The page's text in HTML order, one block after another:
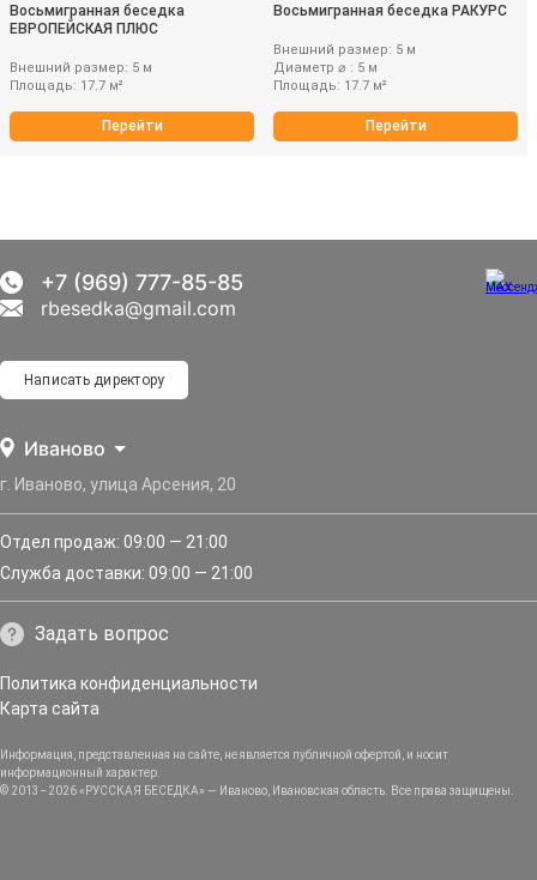
Восьмигранная беседка
ЕВРОПЕЙСКАЯ ПЛЮС
Внешний размер: 5 м
Площадь: 17.7 м²
Перейти
Восьмигранная беседка РАКУРС
Внешний размер: 5 м
Диаметр ⌀ : 5 м
Площадь: 17.7 м²
Перейти
Иваново
г. Иваново, улица Арсения, 20
Отдел продаж: 09:00 — 21:00
Служба доставки: 09:00 — 21:00
Написать директору
+7 (969) 777-85-85
rbesedka@gmail.com
Задать вопрос
Политика конфиденциальности
Карта сайта
© 2013–2026 «РУССКАЯ БЕСЕДКА» — Иваново, Ивановская область. Все права защищены.
Информация, представленная на сайте, не является публичной офертой, и носит
информационный характер.